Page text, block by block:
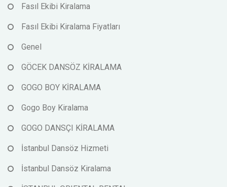
Fasıl Ekibi Kiralama
Fasıl Ekibi Kiralama Fiyatları
Genel
GÖCEK DANSÖZ KİRALAMA
GOGO BOY KİRALAMA
Gogo Boy Kiralama
GOGO DANSÇI KİRALAMA
İstanbul Dansöz Hizmeti
İstanbul Dansöz Kiralama